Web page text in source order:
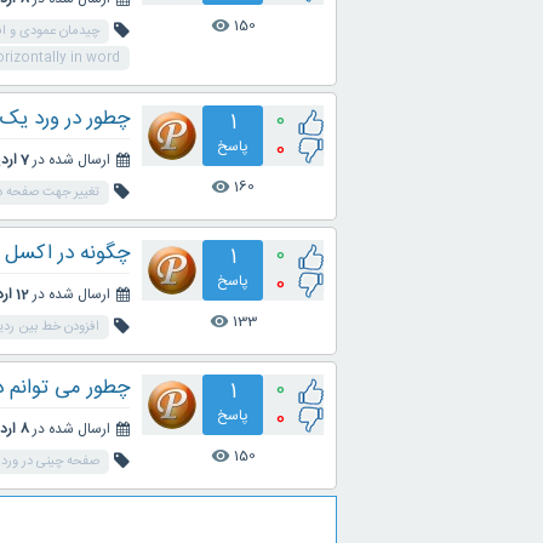
150
visibility چیدمان عمودی و
in word?
0
0
1
پاسخ
160
visibility
چطور در ورد
ارسال شده در7 اردیبهشت 1404
تغییر جهت صفحه
0
0
1
پاسخ
133
visibility
چگونه در
ارسال شده در12 اردیبهشت 1404
افزودن خط بین
0
0
1
پاسخ
150
visibility
چطور می
ارسال شده در8 اردیبهشت 1404
صفحه چینی در ورد